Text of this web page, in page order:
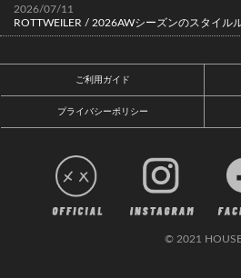
2026/07/11
ROTTWEILER / 2026AWシーズンのスタイル
ご利用ガイド
プライバシーポリシー
© 2021